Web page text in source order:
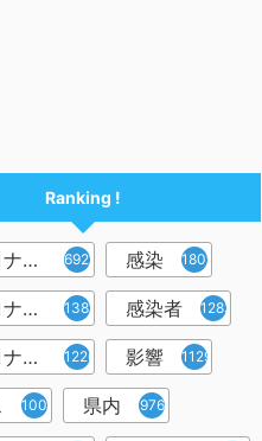
Ranking !
新型コロナウイルス 6921 感染 1809
新型コロナウィルス 1382 感染者 1283
新型コロナウイルス感染症 1226 影響 1129
1001 県内 976